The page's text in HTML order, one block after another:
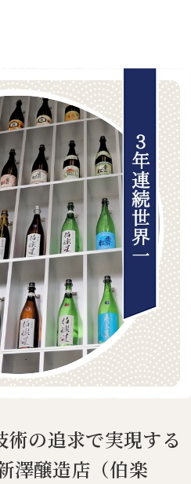
術の追求で実現する
澤醸造店（伯楽